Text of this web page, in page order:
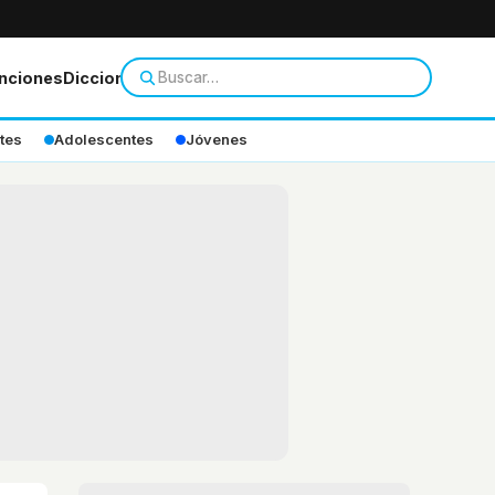
Diccionario
Adolescentes Jóvenes